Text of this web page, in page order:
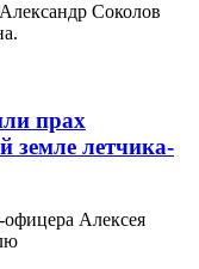
Соколов
прах
земле летчика-
офицера Алексея